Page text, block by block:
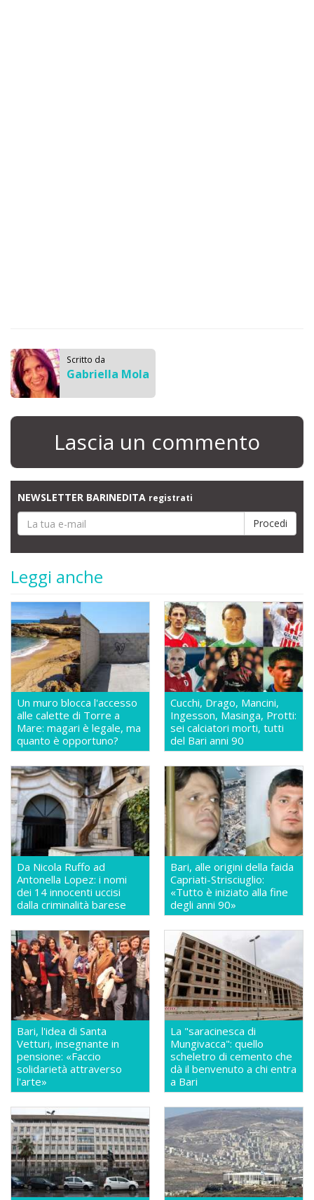
Scritto da
Gabriella Mola
Lascia un commento
NEWSLETTER BARINEDITA registrati
Leggi anche
Un muro blocca l'accesso
alle calette di Torre a
Mare: magari è legale, ma
quanto è opportuno?
Cucchi, Drago, Mancini,
Ingesson, Masinga, Protti:
sei calciatori morti, tutti
del Bari anni 90
Da Nicola Ruffo ad
Antonella Lopez: i nomi
dei 14 innocenti uccisi
dalla criminalità barese
Bari, alle origini della faida
Capriati-Strisciuglio:
«Tutto è iniziato alla fine
degli anni 90»
Bari, l'idea di Santa
Vetturi, insegnante in
pensione: «Faccio
solidarietà attraverso
l'arte»
La "saracinesca di
Mungivacca": quello
scheletro di cemento che
dà il benvenuto a chi entra
a Bari